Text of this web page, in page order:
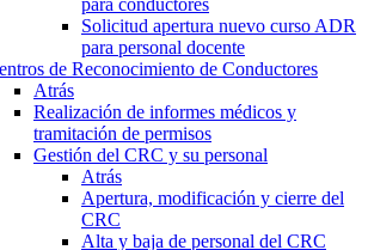
para conductores
Solicitud apertura nuevo curso ADR
para personal docente
de Reconocimiento de Conductores
Atrás
Realización de informes médicos y
tramitación de permisos
Gestión del CRC y su personal
Atrás
Apertura, modificación y cierre del
CRC
Alta y baja de personal del CRC